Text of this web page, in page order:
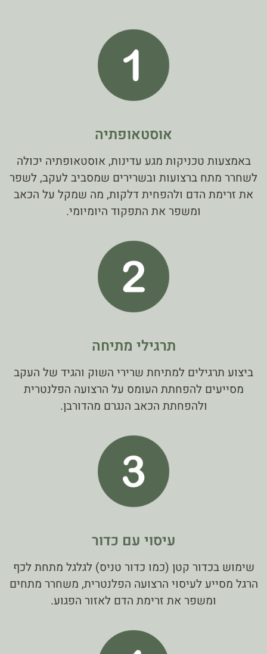
אוסטאופתיה
באמצעות טכניקות מגע עדינות, אוסטאופתיה יכולה
לשחרר מתח ברצועות ובשרירים שמסביב לעקב, לשפר
את זרימת הדם ולהפחית דלקות, מה שמקל על הכאב
ומשפר את התפקוד היומיומי.
תרגילי מתיחה
ביצוע תרגילים למתיחת שרירי השוק והגיד של העקב
מסייעים להפחתת העומס על הרצועה הפלנטרית
ולהפחתת הכאב הנגרם מהדורבן.
עיסוי עם כדור
שימוש בכדור קטן (כמו כדור טניס) לגלגל מתחת לכף
הרגל מסייע לעיסוי הרצועה הפלנטרית, משחרר מתחים
ומשפר את זרימת הדם לאזור הפגוע.